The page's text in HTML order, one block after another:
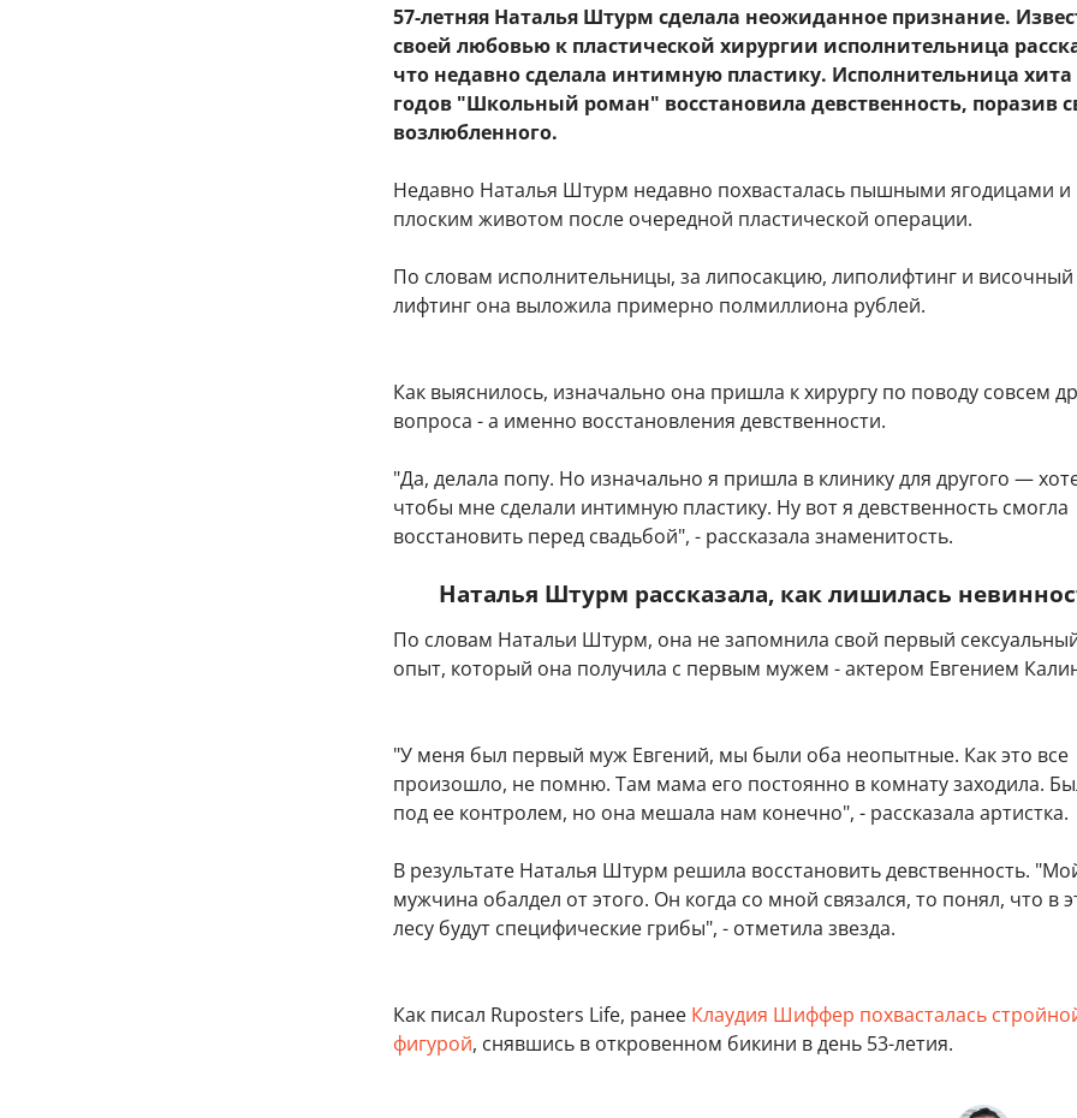
57-летняя Наталья Штурм сделала неожиданное признание.
своей любовью к пластической хирургии исполнительница
что недавно сделала интимную пластику. Исполнительница хита
годов "Школьный роман" восстановила девственность, поразив
возлюбленного.
Недавно Наталья Штурм недавно похвасталась пышными ягодицами и
плоским животом после очередной пластической операции.
По словам исполнительницы, за липосакцию, липолифтинг и височный
лифтинг она выложила примерно полмиллиона рублей.
Как выяснилось, изначально она пришла к хирургу по поводу совсем
вопроса - а именно восстановления девственности.
"Да, делала попу. Но изначально я пришла в клинику для другого —
чтобы мне сделали интимную пластику. Ну вот я девственность смогла
восстановить перед свадьбой", - рассказала знаменитость.
Наталья Штурм рассказала, как лишилась
По словам Натальи Штурм, она не запомнила свой первый
опыт, который она получила с первым мужем - актером Евгением
"У меня был первый муж Евгений, мы были оба неопытные. Как это все
произошло, не помню. Там мама его постоянно в комнату заходила.
под ее контролем, но она мешала нам конечно", - рассказала артистка.
В результате Наталья Штурм решила восстановить девственность.
мужчина обалдел от этого. Он когда со мной связался, то понял, что в
лесу будут специфические грибы", - отметила звезда.
Как писал Ruposters Life, ранее Клаудия Шиффер похвасталась
фигурой, снявшись в откровенном бикини в день 53-летия.